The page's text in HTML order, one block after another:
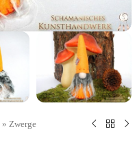
» Zwerge